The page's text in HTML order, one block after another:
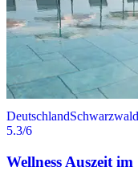
DeutschlandSchwarzwald
5.3/6
Wellness Auszeit